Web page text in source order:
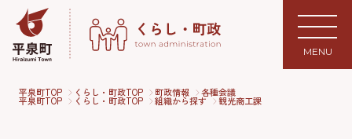
MENU
平泉町TOP くらし・町政TOP 町政情報 各種会議
平泉町TOP くらし・町政TOP 組織から探す 観光商工課